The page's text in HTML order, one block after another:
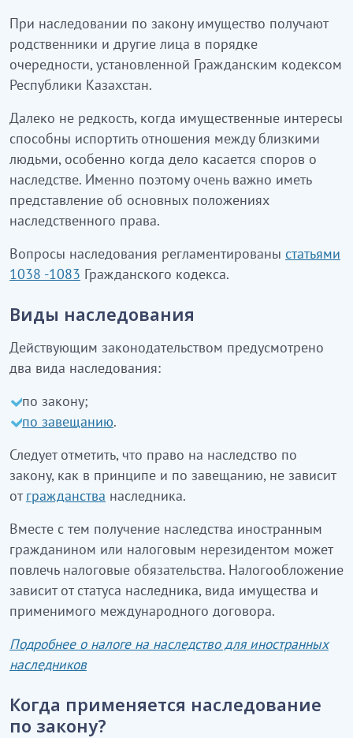
При наследовании по закону имущество получают
родственники и другие лица в порядке
очередности, установленной Гражданским кодексом
Республики Казахстан.
Далеко не редкость, когда имущественные интересы
способны испортить отношения между близкими
людьми, особенно когда дело касается споров о
наследстве. Именно поэтому очень важно иметь
представление об основных положениях
наследственного права.
Вопросы наследования регламентированы статьями
1038 -1083 Гражданского кодекса.
Виды наследования
Действующим законодательством предусмотрено
два вида наследования:
по закону;
по завещанию.
Следует отметить, что право на наследство по
закону, как в принципе и по завещанию, не зависит
от гражданства наследника.
Вместе с тем получение наследства иностранным
гражданином или налоговым нерезидентом может
повлечь налоговые обязательства. Налогообложение
зависит от статуса наследника, вида имущества и
применимого международного договора.
Подробнее о налоге на наследство для иностранных
наследников
Когда применяется наследование
по закону?